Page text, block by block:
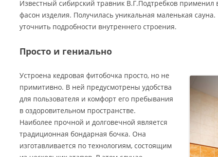
Известный сибирский травник В.Г.Подтребков
фасон изделия. Получилась уникальная маленькая
уточнить подробности внутреннего строения.
Просто и гениально
Устроена кедровая фитобочка просто, но не
примитивно. В ней предусмотрены удобства
для пользователя и комфорт его пребывания
в оздоровительном пространстве.
Наиболее прочной и долговечной является
традиционная бондарная бочка. Она
изготавливается по технологиям, состоящим